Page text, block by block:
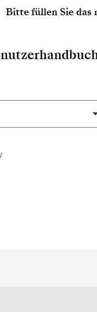
Bitte füllen Sie das